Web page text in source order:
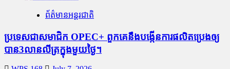
ព័ត៌មានអន្តរជាតិ
ប្រទេសជាសមាជិក OPEC+​ ពួកគេនឹងបង្កើនការផលិតប្រេងឲ្យ
បាន3លានលីត្រក្នុងមួយថ្ងៃ។